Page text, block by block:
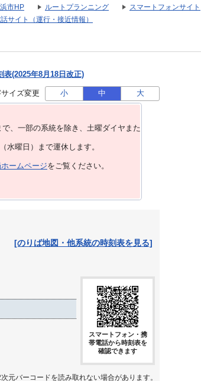
市HP ルートプランニング
スマートフォンサイト
サイト（運行・接近情報）
表(2025年8月18日改正)
イズ変更 小 中 大
、⼀部の系統を除き、⼟曜ダイヤまた
曜日）まで運休します。
ームページをご覧ください。
[のりば地図・他系統の時刻表を見る]
スマートフォン・携
帯電話から時刻表を
確認できます
元バーコードを読み取れない場合があります。